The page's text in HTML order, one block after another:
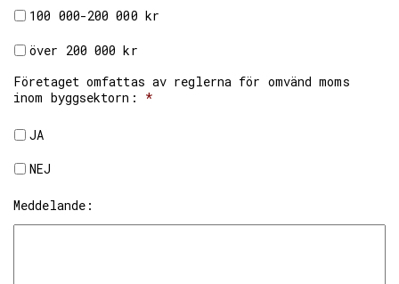
100 000-200 000 kr
över 200 000 kr
Företaget omfattas av reglerna för omvänd moms
inom byggsektorn:
*
JA
NEJ
Meddelande: